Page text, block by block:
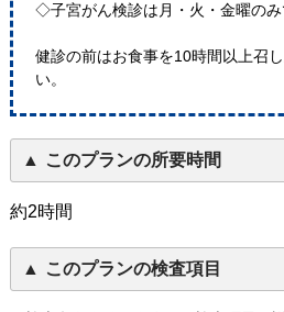
◇子宮がん検診は月・火・金曜のみ
健診の前はお食事を10時間以上召
い。
このプランの所要時間
約2時間
このプランの検査項目